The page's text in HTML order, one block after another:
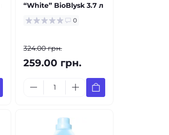
“White” BioBlysk 3.7 л
0
324.00 грн.
259.00 грн.